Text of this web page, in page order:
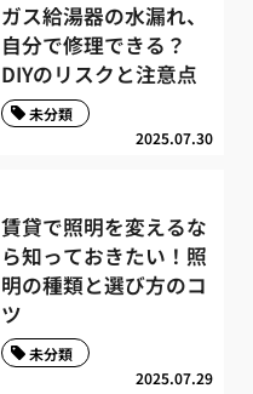
ガス給湯器の水漏れ、
自分で修理できる？
DIYのリスクと注意点
2025.07.30
未分類
賃貸で照明を変えるな
ら知っておきたい！照
明の種類と選び方のコ
ツ
2025.07.29
未分類